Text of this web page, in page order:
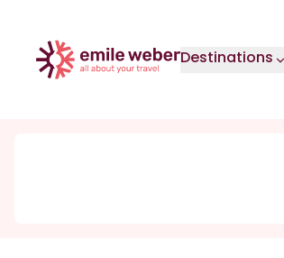
Destinations